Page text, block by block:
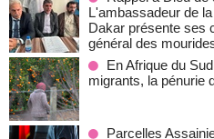
L'ambassadeur de
Dakar présente ses
général des
En Afrique du
migrants, la pénurie
Parcelles